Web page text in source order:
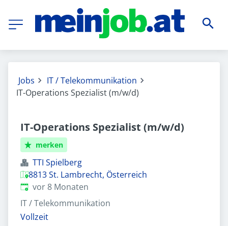
Jobs
IT / Telekommunikation
IT-Operations Spezialist (m/w/d)
IT-Operations Spezialist (m/w/d)
merken
TTI Spielberg
8813 St. Lambrecht, Österreich
Veröffentlicht:
vor 8 Monaten
IT / Telekommunikation
Vollzeit